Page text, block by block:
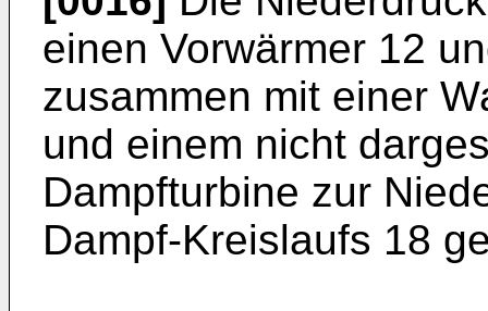
einen Vorwärmer 12
zusammen mit einer
und einem nicht
Dampfturbine zur
Dampf-Kreislaufs 18